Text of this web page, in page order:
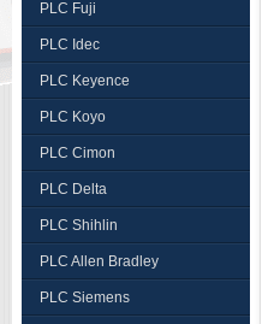
PLC Fuji
PLC Idec
PLC Keyence
PLC Koyo
PLC Cimon
PLC Delta
PLC Shihlin
PLC Allen Bradley
PLC Siemens